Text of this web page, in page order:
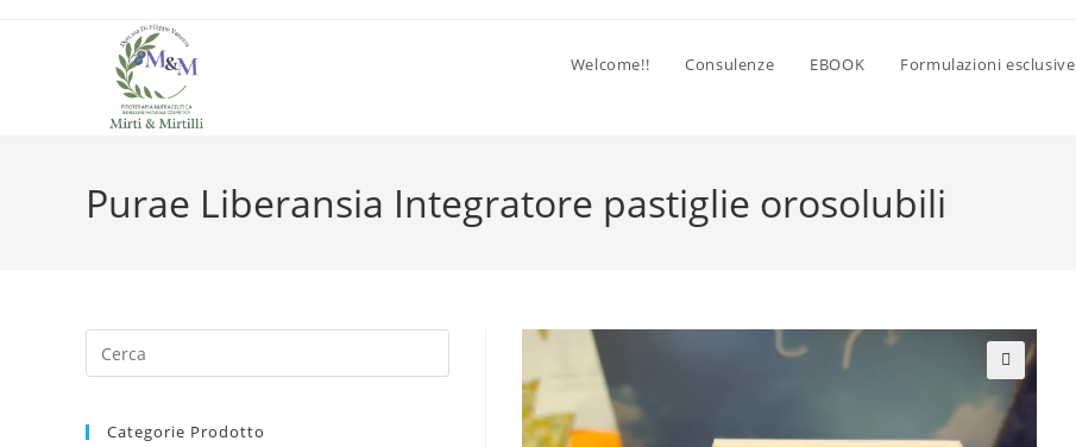
Welcome!! Consulenze EBOOK Formulazioni esclusive
Purae Liberansia Integratore pastiglie orosolubili
🔍
Categorie Prodotto